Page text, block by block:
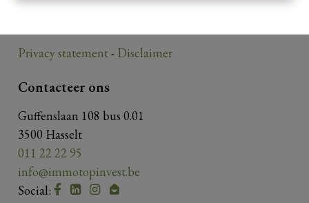
Privacy statement- Disclaimer
Contacteer ons
Guffenslaan 108 bus 0.01
3500 Hasselt
011 22 22 95
info@immotopinvest.be
Social: